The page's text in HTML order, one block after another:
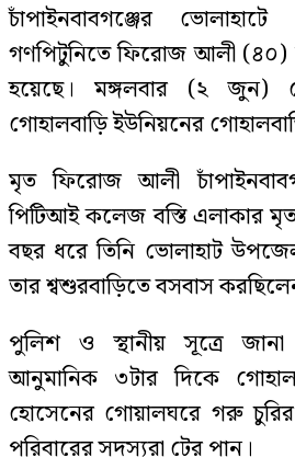
চাঁপাইনবাবগঞ্জের
গণপিটুনিতে ফিরোজ আলী (৪০)
হয়েছে। মঙ্গলবার (২ জুন)
গোহালবাড়ি ইউনিয়নের
মৃত ফিরোজ আলী
পিটিআই কলেজ বস্তি এলাকার
বছর ধরে তিনি ভোলাহাট
তার শ্বশুরবাড়িতে বসবাস
পুলিশ ও স্থানীয় সূত্রে
আনুমানিক ৩টার দিকে
হোসেনের গোয়ালঘরে গরু চুরির
পরিবারের সদস্যরা টের পান।